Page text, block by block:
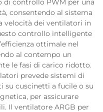
di controllo PWM per una
consentendo al sistema
velocità dei ventilatori in
controllo intelligente
ottimale nel
al contempo un
le fasi di carico ridotto.
prevede sistemi di
su cuscinetti a fucile o su
per assicurare
Il ventilatore ARGB per